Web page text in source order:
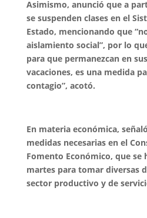
Asimismo, anunció que a
se suspenden clases en el
Estado, mencionando que
aislamiento social”, por lo
para que permanezcan en
vacaciones, es una medida
contagio”, acotó.
En materia económica,
medidas necesarias en el
Fomento Económico, que se
martes para tomar diversas
sector productivo y de